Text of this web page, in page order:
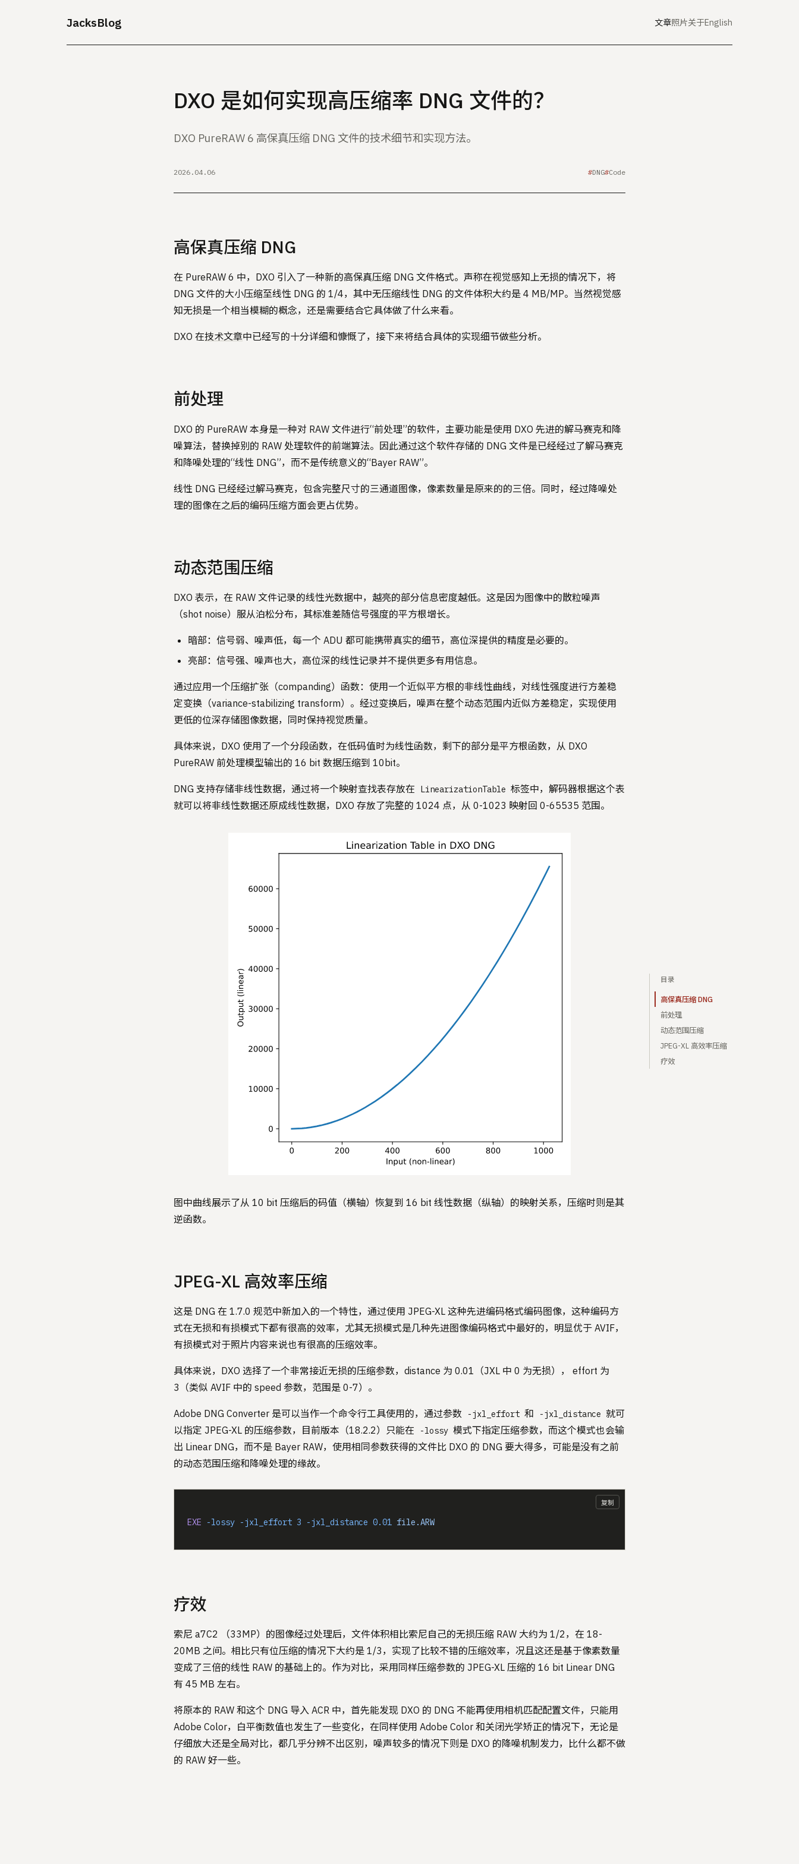
JacksBlog 文章照片关于English
目录
高保真压缩 DNG
前处理
动态范围压缩
JPEG-XL 高效率压缩
疗效
DXO 是如何实现高压缩率 DNG 文件的？
DXO PureRAW 6 高保真压缩 DNG 文件的技术细节和实现方法。
2026.04.06 DNG Code
高保真压缩 DNG
在 PureRAW 6 中，DXO 引入了一种新的高保真压缩 DNG 文件格式。声称在视觉感知上无损的情况下，将
DNG 文件的大小压缩至线性 DNG 的 1/4，其中无压缩线性 DNG 的文件体积大约是 4 MB/MP。当然视觉感
知无损是一个相当模糊的概念，还是需要结合它具体做了什么来看。
DXO 在技术文章中已经写的十分详细和慷慨了，接下来将结合具体的实现细节做些分析。
前处理
DXO 的 PureRAW 本身是一种对 RAW 文件进行“前处理”的软件，主要功能是使用 DXO 先进的解马赛克和降
噪算法，替换掉别的 RAW 处理软件的前端算法。因此通过这个软件存储的 DNG 文件是已经经过了解马赛克
和降噪处理的“线性 DNG”，而不是传统意义的“Bayer RAW”。
线性 DNG 已经经过解马赛克，包含完整尺寸的三通道图像，像素数量是原来的的三倍。同时，经过降噪处
理的图像在之后的编码压缩方面会更占优势。
动态范围压缩
DXO 表示，在 RAW 文件记录的线性光数据中，越亮的部分信息密度越低。这是因为图像中的散粒噪声
（shot noise）服从泊松分布，其标准差随信号强度的平方根增长。
暗部：信号弱、噪声低，每一个 ADU 都可能携带真实的细节，高位深提供的精度是必要的。
亮部：信号强、噪声也大，高位深的线性记录并不提供更多有用信息。
通过应用一个压缩扩张（companding）函数：使用一个近似平方根的非线性曲线，对线性强度进行方差稳
定变换（variance-stabilizing transform）。经过变换后，噪声在整个动态范围内近似方差稳定，实现使用
更低的位深存储图像数据，同时保持视觉质量。
具体来说，DXO 使用了一个分段函数，在低码值时为线性函数，剩下的部分是平方根函数，从 DXO
PureRAW 前处理模型输出的 16 bit 数据压缩到 10bit。
DNG 支持存储非线性数据，通过将一个映射查找表存放在 LinearizationTable 标签中，解码器根据这个表
就可以将非线性数据还原成线性数据，DXO 存放了完整的 1024 点，从 0-1023 映射回 0-65535 范围。
图中曲线展示了从 10 bit 压缩后的码值（横轴）恢复到 16 bit 线性数据（纵轴）的映射关系，压缩时则是其
逆函数。
JPEG-XL 高效率压缩
这是 DNG 在 1.7.0 规范中新加入的一个特性，通过使用 JPEG-XL 这种先进编码格式编码图像，这种编码方
式在无损和有损模式下都有很高的效率，尤其无损模式是几种先进图像编码格式中最好的，明显优于 AVIF，
有损模式对于照片内容来说也有很高的压缩效率。
具体来说，DXO 选择了一个非常接近无损的压缩参数，distance 为 0.01（JXL 中 0 为无损）， effort 为
3（类似 AVIF 中的 speed 参数，范围是 0-7）。
Adobe DNG Converter 是可以当作一个命令行工具使用的，通过参数 -jxl_effort 和 -jxl_distance 就可
以指定 JPEG-XL 的压缩参数，目前版本（18.2.2）只能在
-lossy 模式下指定压缩参数，而这个模式也会输
出 Linear DNG，而不是 Bayer RAW，使用相同参数获得的文件比 DXO 的 DNG 要大得多，可能是没有之前
的动态范围压缩和降噪处理的缘故。
EXE -lossy -jxl_effort 3 -jxl_distance 0.01 file.ARW
复制
疗效
索尼 a7C2 （33MP）的图像经过处理后，文件体积相比索尼自己的无损压缩 RAW 大约为 1/2，在 18-
20MB 之间。相比只有位压缩的情况下大约是 1/3，实现了比较不错的压缩效率，况且这还是基于像素数量
变成了三倍的线性 RAW 的基础上的。作为对比，采用同样压缩参数的 JPEG-XL 压缩的 16 bit Linear DNG
有 45 MB 左右。
将原本的 RAW 和这个 DNG 导入 ACR 中，首先能发现 DXO 的 DNG 不能再使用相机匹配配置文件，只能用
Adobe Color，白平衡数值也发生了一些变化，在同样使用 Adobe Color 和关闭光学矫正的情况下，无论是
仔细放大还是全局对比，都几乎分辨不出区别，噪声较多的情况下则是 DXO 的降噪机制发力，比什么都不做
的 RAW 好一些。